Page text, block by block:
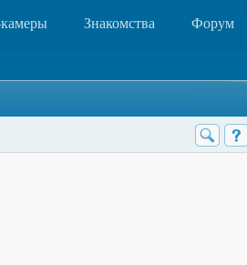
Знакомства Форум